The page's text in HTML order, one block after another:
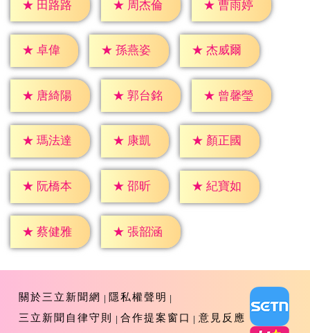
★ 田路路 ★ 周杰倫 ★ 曹雨婷
★ 卓偉 ★ 孫燕姿 ★ 杰威爾
★ 唐綺陽 ★ 郭台銘 ★ 曾馨瑩
★ 瑪法達 ★ 康凱 ★ 顏正國
★ 阮橋本 ★ 邵昕 ★ 紀寶如
★ 蔡健雅 ★ 張韶涵
關於三立新聞網
隱私權聲明
三立新聞自律守則
合作提案窗口 意見反應